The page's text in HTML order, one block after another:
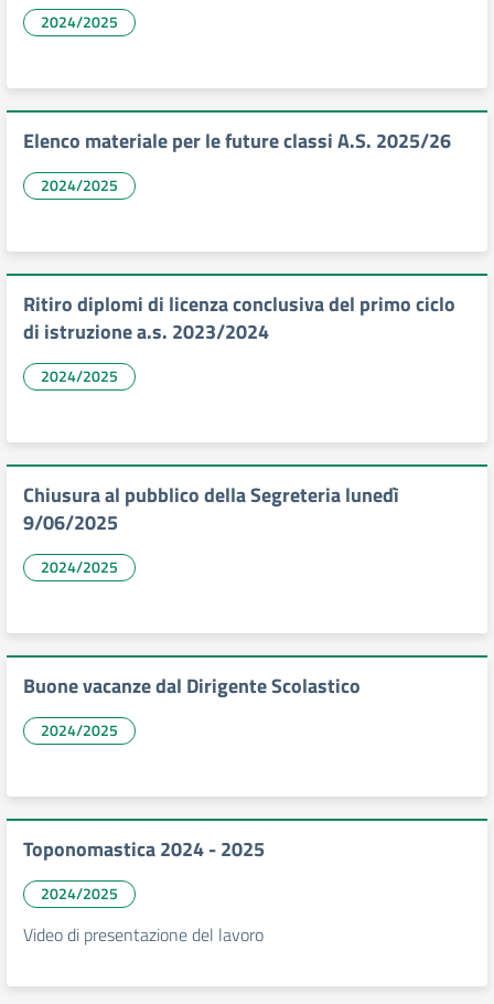
2024/2025
Elenco materiale per le future classi A.S. 2025/26
2024/2025
Ritiro diplomi di licenza conclusiva del primo ciclo
di istruzione a.s. 2023/2024
2024/2025
Chiusura al pubblico della Segreteria lunedì
9/06/2025
2024/2025
Buone vacanze dal Dirigente Scolastico
2024/2025
Toponomastica 2024 - 2025
2024/2025
Video di presentazione del lavoro